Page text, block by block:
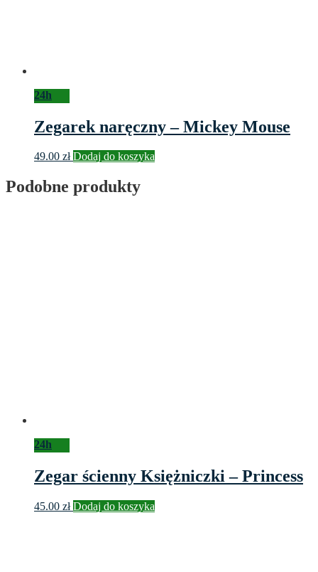
24h
Zegarek naręczny – Mickey Mouse
49.00 zł Dodaj do koszyka
Podobne produkty
24h
Zegar ścienny Księżniczki – Princess
45.00 zł Dodaj do koszyka